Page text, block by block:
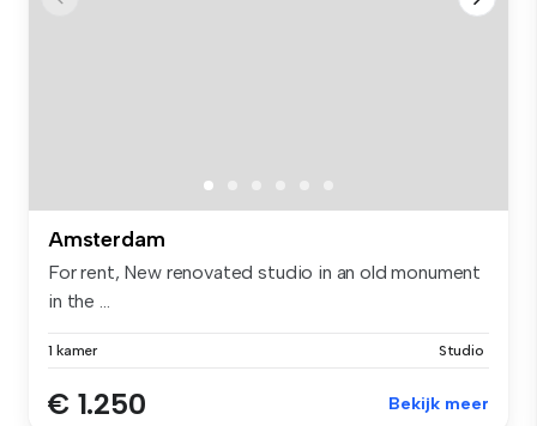
Amsterdam
For rent, New renovated studio in an old monument
in the ...
1 kamer Studio
€ 1.250 Bekijk meer